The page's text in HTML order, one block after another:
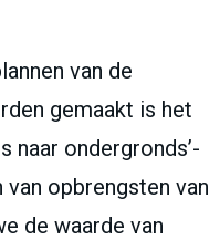
van de
gemaakt is het
naar ondergronds’-
van opbrengsten van
de waarde van